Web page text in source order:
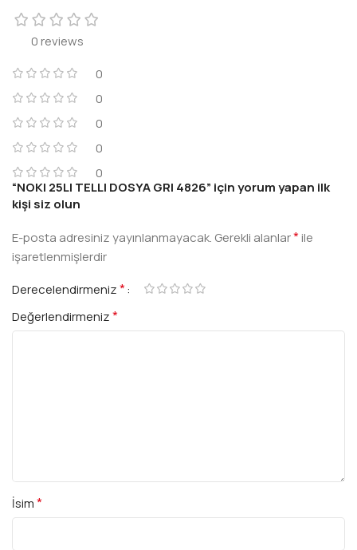
0 reviews
0
0
0
0
0
“NOKI 25LI TELLI DOSYA GRI 4826” için yorum yapan ilk
kişi siz olun
E-posta adresiniz yayınlanmayacak. Gerekli alanlar*ile
işaretlenmişlerdir
Derecelendirmeniz*
Değerlendirmeniz*
İsim*